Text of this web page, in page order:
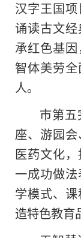
汉字王国
诵读古文
承红色基
智体美劳
人。
市第
座、游园
医药文化
一成功做
学模式、
造特色教育